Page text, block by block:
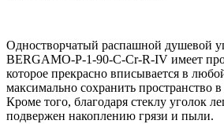
Одностворчатый распашной душевой
BERGAMO-P-1-90-C-Cr-R-IV имеет
которое прекрасно вписывается в
максимально сохранить пространство
Кроме того, благодаря стеклу уголок
подвержен накоплению грязи и пыли.